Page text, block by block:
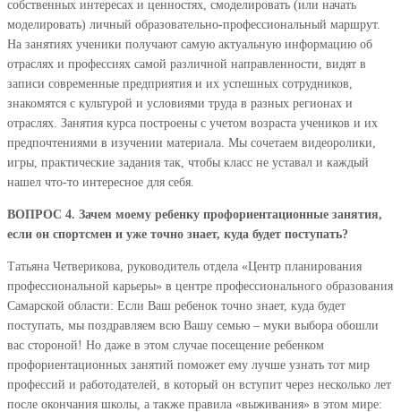
собственных интересах и ценностях, смоделировать (или начать
моделировать) личный образовательно-профессиональный маршрут.
На занятиях ученики получают самую актуальную информацию об
отраслях и профессиях самой различной направленности, видят в
записи современные предприятия и их успешных сотрудников,
знакомятся с культурой и условиями труда в разных регионах и
отраслях. Занятия курса построены с учетом возраста учеников и их
предпочтениями в изучении материала. Мы сочетаем видеоролики,
игры, практические задания так, чтобы класс не уставал и каждый
нашел что-то интересное для себя.
ВОПРОС 4. Зачем моему ребенку профориентационные занятия,
если он спортсмен и уже точно знает, куда будет поступать?
Татьяна Четверикова, руководитель отдела «Центр планирования
профессиональной карьеры» в центре профессионального образования
Самарской области: Если Ваш ребенок точно знает, куда будет
поступать, мы поздравляем всю Вашу семью – муки выбора обошли
вас стороной! Но даже в этом случае посещение ребенком
профориентационных занятий поможет ему лучше узнать тот мир
профессий и работодателей, в который он вступит через несколько лет
после окончания школы, а также правила «выживания» в этом мире: